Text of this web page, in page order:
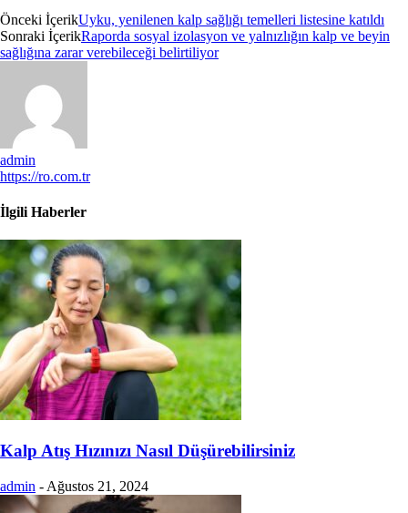
Önceki İçerikUyku, yenilenen kalp sağlığı temelleri listesine katıldı
Sonraki İçerikRaporda sosyal izolasyon ve yalnızlığın kalp ve beyin
sağlığına zarar verebileceği belirtiliyor
admin
https://ro.com.tr
İlgili Haberler
Kalp Atış Hızınızı Nasıl Düşürebilirsiniz
admin - Ağustos 21, 2024